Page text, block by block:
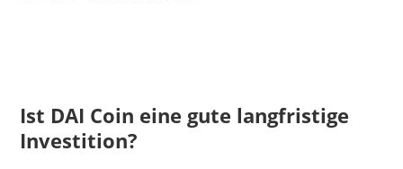
Ist DAI Coin eine gute langfristige
Investition?